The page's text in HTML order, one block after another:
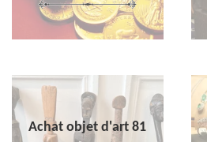
Achat objet d'art 81